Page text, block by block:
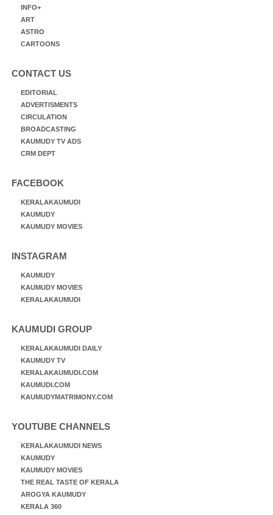
INFO+
ART
ASTRO
CARTOONS
CONTACT US
EDITORIAL
ADVERTISMENTS
CIRCULATION
BROADCASTING
KAUMUDY TV ADS
CRM DEPT
FACEBOOK
KERALAKAUMUDI
KAUMUDY
KAUMUDY MOVIES
INSTAGRAM
KAUMUDY
KAUMUDY MOVIES
KERALAKAUMUDI
KAUMUDI GROUP
KERALAKAUMUDI DAILY
KAUMUDY TV
KERALAKAUMUDI.COM
KAUMUDI.COM
KAUMUDYMATRIMONY.COM
YOUTUBE CHANNELS
KERALAKAUMUDI NEWS
KAUMUDY
KAUMUDY MOVIES
THE REAL TASTE OF KERALA
AROGYA KAUMUDY
KERALA 360